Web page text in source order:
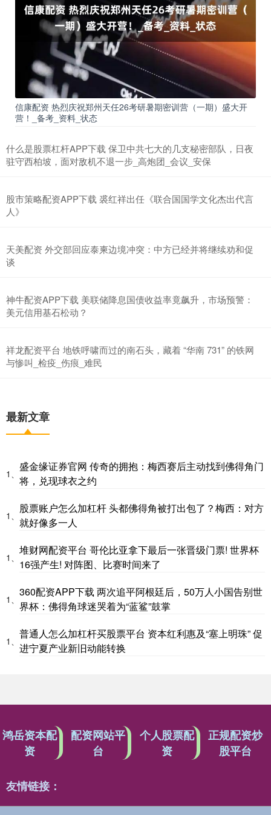
信康配资 热烈庆祝郑州天任26考研暑期密训营（一期）盛大开
营！_备考_资料_状态
什么是股票杠杆APP下载 保卫中共七大的几支秘密部队，日夜
驻守西柏坡，面对敌机不退一步_高炮团_会议_安保
股市策略配资APP下载 裘红祥出任《联合国国学文化杰出代言
人》
天美配资 外交部回应泰柬边境冲突：中方已经并将继续劝和促
谈
神牛配资APP下载 美联储降息国债收益率竟飙升，市场预警：
美元信用基石松动？
祥龙配资平台 地铁呼啸而过的南石头，藏着 “华南 731” 的铁网
与惨叫_检疫_伤痕_难民
最新文章
1、
盛金缘证券官网 传奇的拥抱：梅西赛后主动找到佛得角门
将，兑现球衣之约
1、
股票账户怎么加杠杆 头都佛得角被打出包了？梅西：对方
就好像多一人
1、
堆财网配资平台 哥伦比亚拿下最后一张晋级门票! 世界杯
16强产生! 对阵图、比赛时间来了
1、
360配资APP下载 两次追平阿根廷后，50万人小国告别世
界杯：佛得角球迷哭着为“蓝鲨”鼓掌
1、
普通人怎么加杠杆买股票平台 资本红利惠及“塞上明珠” 促
进宁夏产业新旧动能转换
鸿岳资本配
资
配资网站平
台
个人股票配
资
正规配资炒
股平台
友情链接：